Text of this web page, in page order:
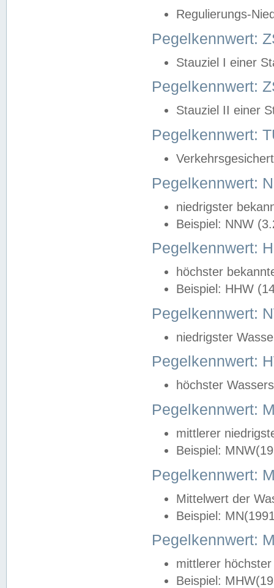
Regulierungs-
Pegelkennwert:
Stauziel I einer
Pegelkennwert:
Stauziel II einer
Pegelkennwert:
Pegelkennwert:
niedrigster
Beispiel: NNW
Pegelkennwert:
höchster
Beispiel: HHW
Pegelkennwert:
niedrigster
Pegelkennwert:
höchster
Pegelkennwert:
mittlerer
Beispiel:
Pegelkennwert:
Mittelwert der
Beispiel:
Pegelkennwert:
mittlerer
Beispiel: